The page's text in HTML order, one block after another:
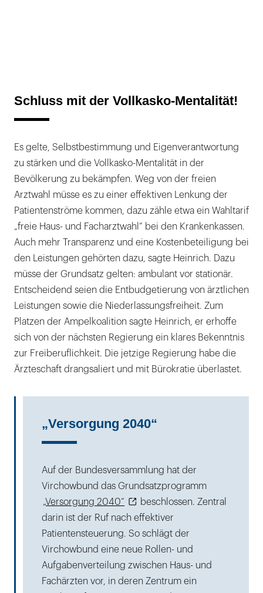
Schluss mit der Vollkasko-Mentalität!
Es gelte, Selbstbestimmung und Eigenverantwortung
zu stärken und die Vollkasko-Mentalität in der
Bevölkerung zu bekämpfen. Weg von der freien
Arztwahl müsse es zu einer effektiven Lenkung der
Patientenströme kommen, dazu zähle etwa ein Wahltarif
„freie Haus- und Facharztwahl“ bei den Krankenkassen.
Auch mehr Transparenz und eine Kostenbeteiligung bei
den Leistungen gehörten dazu, sagte Heinrich. Dazu
müsse der Grundsatz gelten: ambulant vor stationär.
Entscheidend seien die Entbudgetierung von ärztlichen
Leistungen sowie die Niederlassungsfreiheit. Zum
Platzen der Ampelkoalition sagte Heinrich, er erhoffe
sich von der nächsten Regierung ein klares Bekenntnis
zur Freiberuflichkeit. Die jetzige Regierung habe die
Ärzteschaft drangsaliert und mit Bürokratie überlastet.
„Versorgung 2040“
Auf der Bundesversammlung hat der
Virchowbund das Grundsatzprogramm
„Versorgung 2040“
beschlossen. Zentral
darin ist der Ruf nach effektiver
Patientensteuerung. So schlägt der
Virchowbund eine neue Rollen- und
Aufgabenverteilung zwischen Haus- und
Fachärzten vor, in deren Zentrum ein